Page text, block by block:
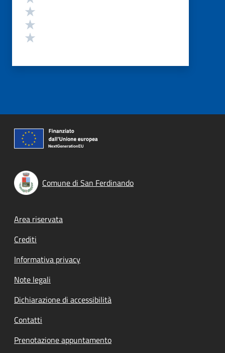
Comune di San Ferdinando
Footer menu
Area riservata
Crediti
Informativa privacy
Note legali
Dichiarazione di accessibilità
Contatti
Prenotazione appuntamento